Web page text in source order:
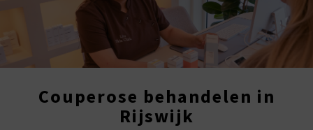
Couperose behandelen in
Rijswijk